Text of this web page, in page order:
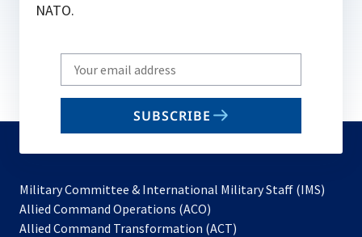
NATO.
Write
your
email
SUBSCRIBE
Military Committee & International Military Staff (IMS)
Allied Command Operations (ACO)
in
Allied Command Transformation (ACT)